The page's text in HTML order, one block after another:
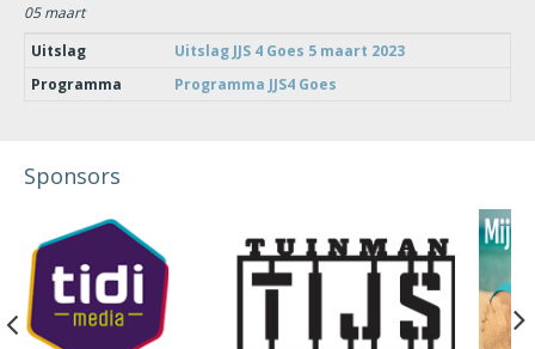
05 maart
Uitslag
Uitslag JJS 4 Goes 5 maart 2023
Programma
Programma JJS4 Goes
Sponsors
Previous